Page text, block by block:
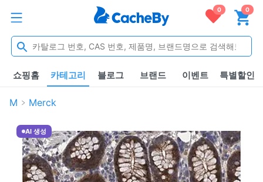
0 0
쇼핑홈 카테고리 블로그 브랜드 이벤트 특별할인
M Merck
AI 생성